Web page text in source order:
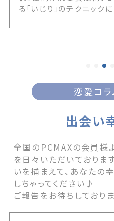
る「いじり」のテクニッ
りが通じる女性の見極め
情報が満載です！ The
first appeared on 出会
PCMAX.
恋愛コ
出会い
全国のPCMAXの会員様
を日々いただいておりま
いを捕まえて、あなたの
しちゃってください♪
ご報告をお待ちしておりま